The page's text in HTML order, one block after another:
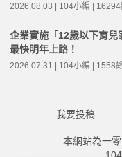
2026.08.03 | 104小編 |
企業實施「12歲以下育兒
最快明年上路！
2026.07.31 | 104小編 | 1558
我要投稿
本網站為一